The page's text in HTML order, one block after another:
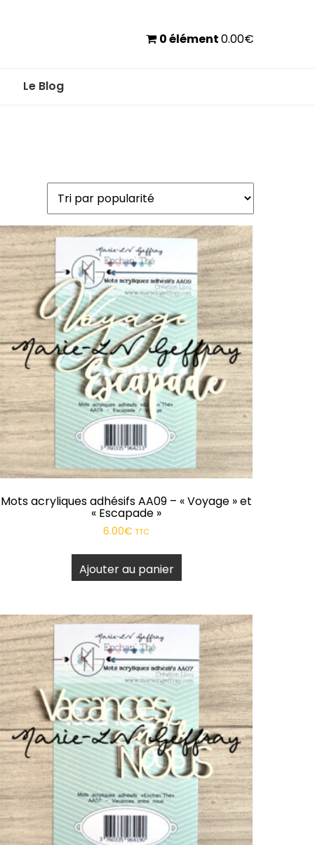
0 élément0.00€
Le Blog
Mots acryliques adhésifs AA09 – « Voyage » et
« Escapade »
6.00€ TTC
Ajouter au panier